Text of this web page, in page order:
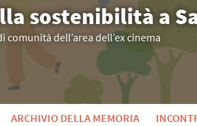
sostenibilità a
dell’area dell’ex cinema
ARCHIVIO DELLA MEMORIA